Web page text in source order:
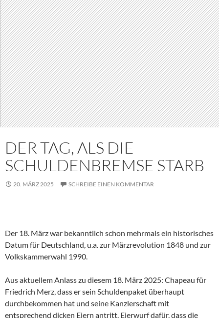
DER TAG, ALS DIE
SCHULDENBREMSE STARB
20. MÄRZ 2025 SCHREIBE EINEN KOMMENTAR
Der 18. März war bekanntlich schon mehrmals ein historisches
Datum für Deutschland, u.a. zur Märzrevolution 1848 und zur
Volkskammerwahl 1990.
Aus aktuellem Anlass zu diesem 18. März 2025: Chapeau für
Friedrich Merz, dass er sein Schuldenpaket überhaupt
durchbekommen hat und seine Kanzlerschaft mit
entsprechend dicken Eiern antritt. Eierwurf dafür, dass die